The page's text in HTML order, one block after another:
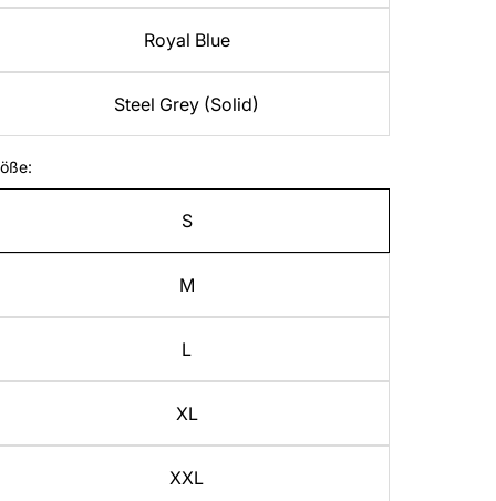
Royal Blue
Steel Grey (Solid)
S
M
L
XL
XXL